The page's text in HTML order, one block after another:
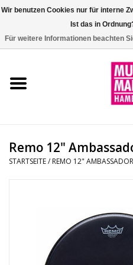
Aktion
Drums
Tasteninstrumente
Remo 12"
STARTSEITE/ REMO 12"
Wir benutzen Cookies nur für interne
Ist das in
Für weitere Informationen beachten